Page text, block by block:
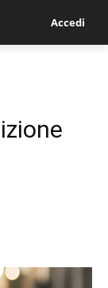
Accedi